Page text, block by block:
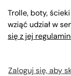
Trolle, boty,
wziąć udział w
się z jej
Zaloguj się, aby